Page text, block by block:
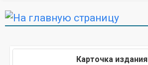
Карточка издания